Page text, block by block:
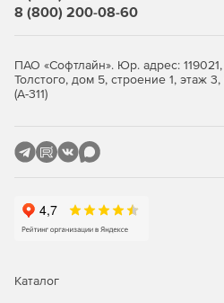
Мастер настройки для
неограниченного числа
серверов и рабочих станций.
испанском, итальянском,
8 (800) 200-08-60
ПАО «Софтлайн». Юр. адрес:
Толстого, дом 5, строение 1, этаж
(А-311)
Каталог